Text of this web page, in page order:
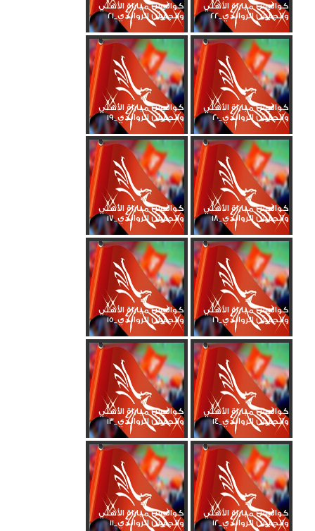
كواليس مباراة الأهلي
والجيش الرواندي_22
كواليس مباراة الأهلي
والجيش الرواندي_21
كواليس مباراة الأهلي
والجيش الرواندي_20
كواليس مباراة الأهلي
والجيش الرواندي_19
كواليس مباراة الأهلي
والجيش الرواندي_18
كواليس مباراة الأهلي
والجيش الرواندي_17
كواليس مباراة الأهلي
والجيش الرواندي_16
كواليس مباراة الأهلي
والجيش الرواندي_15
كواليس مباراة الأهلي
والجيش الرواندي_14
كواليس مباراة الأهلي
والجيش الرواندي_13
كواليس مباراة الأهلي
والجيش الرواندي_12
كواليس مباراة الأهلي
والجيش الرواندي_11